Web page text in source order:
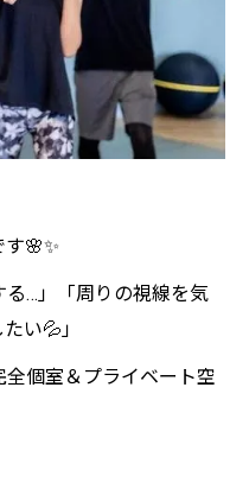
🌸✨
る…」「周りの視線を気
い💦」
個室＆プライベート空